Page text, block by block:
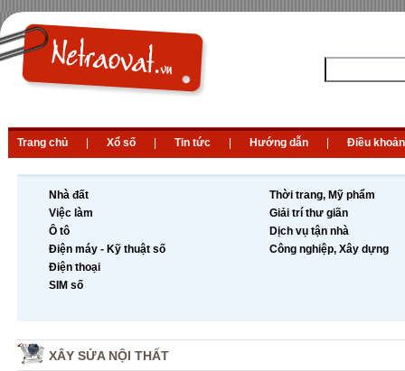
Trang chủ Xổ số Tin tức Hướng dẫn Điều khoản
Nhà đất
Việc làm
Ô tô
Điện máy - Kỹ thuật số
Điện thoại
SIM số
Thời trang, Mỹ phẩm
Giải trí thư giãn
Dịch vụ tận nhà
Công nghiệp, Xây dựng
XÂY SỬA NỘI THẤT